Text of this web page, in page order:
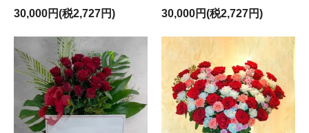
30,000円(税2,727円)
30,000円(税2,727円)